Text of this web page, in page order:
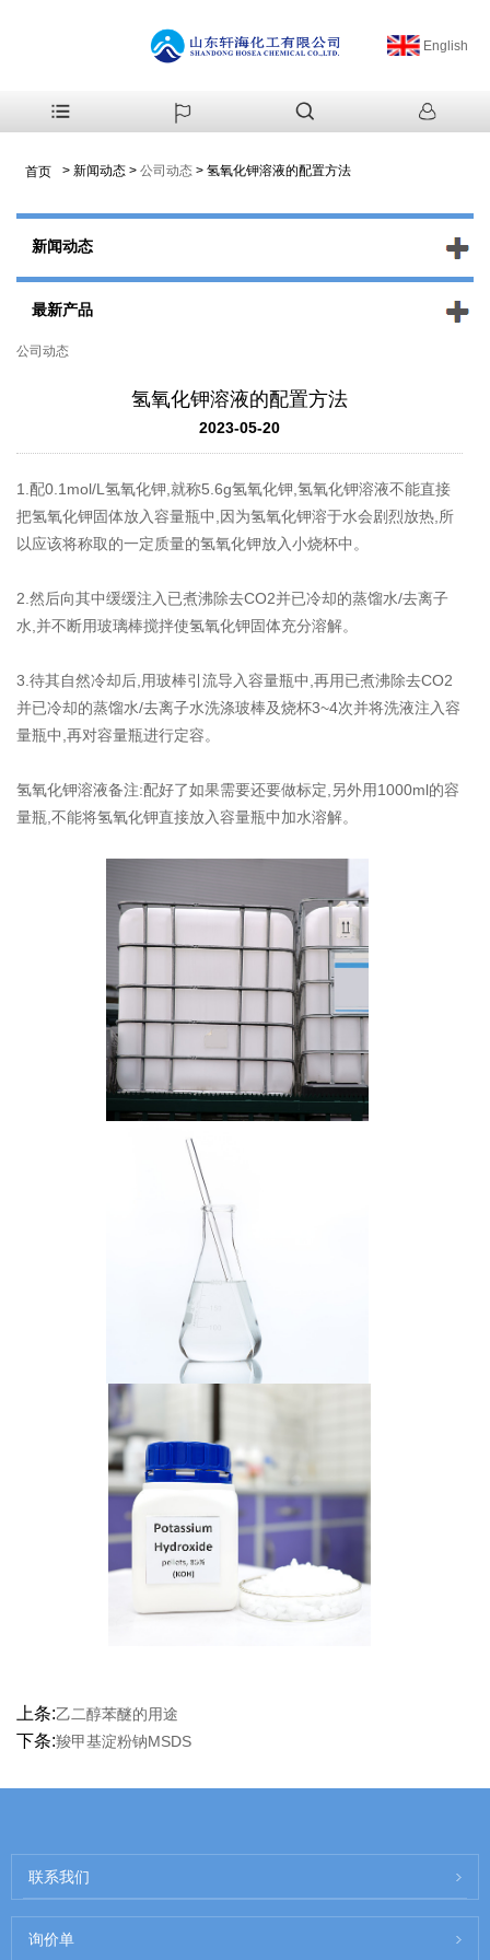
English
首页 > 新闻动态 > 公司动态 > 氢氧化钾溶液的配置方法
新闻动态
最新产品
公司动态
氢氧化钾溶液的配置方法
2023-05-20
1.配0.1mol/L氢氧化钾,就称5.6g氢氧化钾,氢氧化钾溶液不能直接
把氢氧化钾固体放入容量瓶中,因为氢氧化钾溶于水会剧烈放热,所
以应该将称取的一定质量的氢氧化钾放入小烧杯中。
2.然后向其中缓缓注入已煮沸除去CO2并已冷却的蒸馏水/去离子
水,并不断用玻璃棒搅拌使氢氧化钾固体充分溶解。
3.待其自然冷却后,用玻棒引流导入容量瓶中,再用已煮沸除去CO2
并已冷却的蒸馏水/去离子水洗涤玻棒及烧杯3~4次并将洗液注入容
量瓶中,再对容量瓶进行定容。
氢氧化钾溶液备注:配好了如果需要还要做标定,另外用1000ml的容
量瓶,不能将氢氧化钾直接放入容量瓶中加水溶解。
上条:乙二醇苯醚的用途
下条:羧甲基淀粉钠MSDS
联系我们
询价单